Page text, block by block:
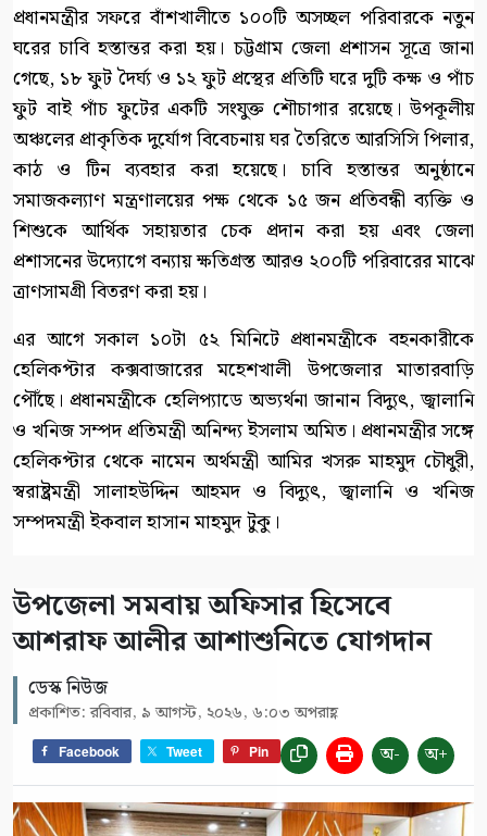
প্রধানমন্ত্রীর সফরে বাঁশখালীতে ১০০টি অসচ্ছল পরিবারকে নতুন
ঘরের চাবি হস্তান্তর করা হয়। চট্টগ্রাম জেলা প্রশাসন সূত্রে জানা
গেছে, ১৮ ফুট দৈর্ঘ্য ও ১২ ফুট প্রস্থের প্রতিটি ঘরে দুটি কক্ষ ও পাঁচ
ফুট বাই পাঁচ ফুটের একটি সংযুক্ত শৌচাগার রয়েছে। উপকূলীয়
অঞ্চলের প্রাকৃতিক দুর্যোগ বিবেচনায় ঘর তৈরিতে আরসিসি পিলার,
কাঠ ও টিন ব্যবহার করা হয়েছে। চাবি হস্তান্তর অনুষ্ঠানে
সমাজকল্যাণ মন্ত্রণালয়ের পক্ষ থেকে ১৫ জন প্রতিবন্ধী ব্যক্তি ও
শিশুকে আর্থিক সহায়তার চেক প্রদান করা হয় এবং জেলা
প্রশাসনের উদ্যোগে বন্যায় ক্ষতিগ্রস্ত আরও ২০০টি পরিবারের মাঝে
ত্রাণসামগ্রী বিতরণ করা হয়।
এর আগে সকাল ১০টা ৫২ মিনিটে প্রধানমন্ত্রীকে বহনকারীকে
হেলিকপ্টার কক্সবাজারের মহেশখালী উপজেলার মাতারবাড়ি
পৌঁছে। প্রধানমন্ত্রীকে হেলিপ্যাডে অভ্যর্থনা জানান বিদ্যুৎ, জ্বালানি
ও খনিজ সম্পদ প্রতিমন্ত্রী অনিন্দ্য ইসলাম অমিত। প্রধানমন্ত্রীর সঙ্গে
হেলিকপ্টার থেকে নামেন অর্থমন্ত্রী আমির খসরু মাহমুদ চৌধুরী,
স্বরাষ্ট্রমন্ত্রী সালাহউদ্দিন আহমদ ও বিদ্যুৎ, জ্বালানি ও খনিজ
সম্পদমন্ত্রী ইকবাল হাসান মাহমুদ টুকু।
উপজেলা সমবায় অফিসার হিসেবে
আশরাফ আলীর আশাশুনিতে যোগদান
ডেস্ক নিউজ
প্রকাশিত: রবিবার, ৯ আগস্ট, ২০২৬, ৬:০৩ অপরাহ্ণ
Facebook Tweet Pin অ- অ+